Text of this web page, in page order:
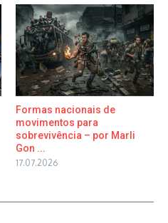
Formas nacionais de
movimentos para
sobrevivência – por Marli
Gon ...
17.07.2026